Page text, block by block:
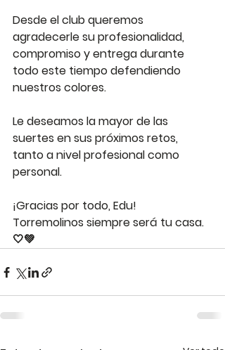
Desde el club queremos
agradecerle su profesionalidad,
compromiso y entrega durante
todo este tiempo defendiendo
nuestros colores.
Le deseamos la mayor de las
suertes en sus próximos retos,
tanto a nivel profesional como
personal.
¡Gracias por todo, Edu!
Torremolinos siempre será tu casa.
🤍💚